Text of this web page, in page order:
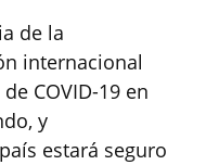
de la
internacional
COVID-19 en
y
estará seguro